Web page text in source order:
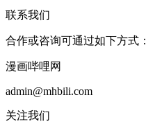
联系我们
合作或咨询可通过如下方式：
漫画哔哩网
admin@mhbili.com
关注我们